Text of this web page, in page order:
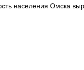
населения Омска